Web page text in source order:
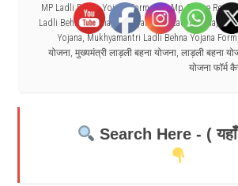
MP Ladli Behna Yojana Form pdf,Mp Online
Ladli Behna Yojana, Mukhyamantri Ladli Behna,
Yojana, Mukhyamantri Ladli Behna Yojana Form
योजना, मुख्यमंत्री लाड़ली बहना योजना, लाड़ली बहना
योजना फॉर्म
Search Here - (